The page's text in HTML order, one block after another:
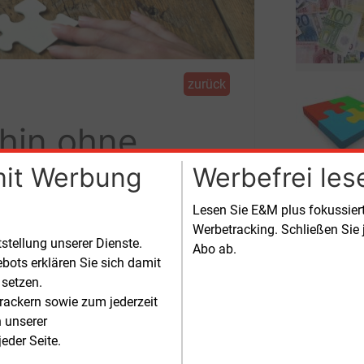
Werbung
unserer Dienste.
erklären Sie sich damit
sowie zum jederzeit
unserer
Seite.
Werbefrei
Lesen Sie E&M plus
Werbetracking. Schließen
Abo ab.
zurück
ohne
davon aus, dass die EU-
Licht gibt.